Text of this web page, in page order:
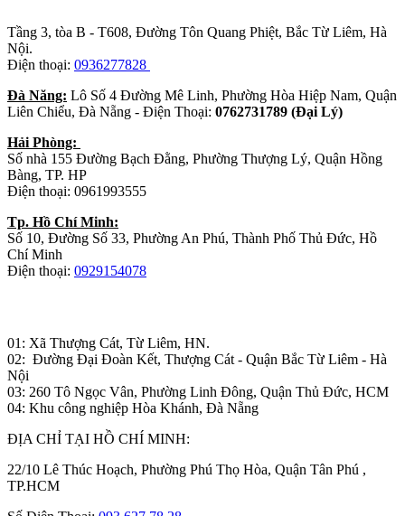
Tầng 3, tòa B - T608, Đường Tôn Quang Phiệt, Bắc Từ Liêm, Hà
Nội.
Điện thoại: 0936277828
Đà Năng: Lô Số 4 Đường Mê Linh, Phường Hòa Hiệp Nam, Quận
Liên Chiểu, Đà Nẵng - Điện Thoại: 0762731789 (Đại Lý)
Hải Phòng:
Số nhà 155 Đường Bạch Đằng, Phường Thượng Lý, Quận Hồng
Bàng, TP. HP
Điện thoại: 0961993555
Tp. Hồ Chí Minh:
Số 10, Đường Số 33, Phường An Phú, Thành Phố Thủ Đức, Hồ
Chí Minh
Điện thoại: 0929154078
01: Xã Thượng Cát, Từ Liêm, HN.
02: Đường Đại Đoàn Kết, Thượng Cát - Quận Bắc Từ Liêm - Hà
Nội
03: 260 Tô Ngọc Vân, Phường Linh Đông, Quận Thủ Đức, HCM
04: Khu công nghiệp Hòa Khánh, Đà Nẵng
ĐỊA CHỈ TẠI HỒ CHÍ MINH:
22/10 Lê Thúc Hoạch, Phường Phú Thọ Hòa, Quận Tân Phú ,
TP.HCM